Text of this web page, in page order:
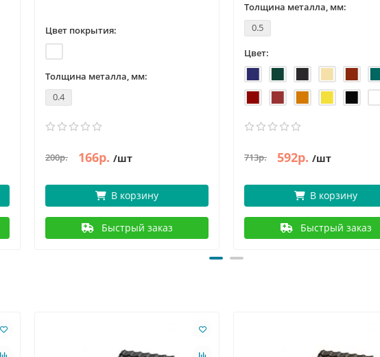
Цвет покрытия:
Толщина металла, мм:
0.4
200р. 166р. /шт
В корзину
Быстрый заказ
Толщина металла, мм:
0.5
Цвет:
713р. 592р. /шт
В корзину
Быстрый заказ